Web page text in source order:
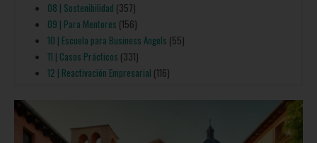
08 | Sostenibilidad (357)
09 | Para Mentores (156)
10 | Escuela para Business Angels (55)
11 | Casos Prácticos (331)
12 | Reactivación Empresarial (116)